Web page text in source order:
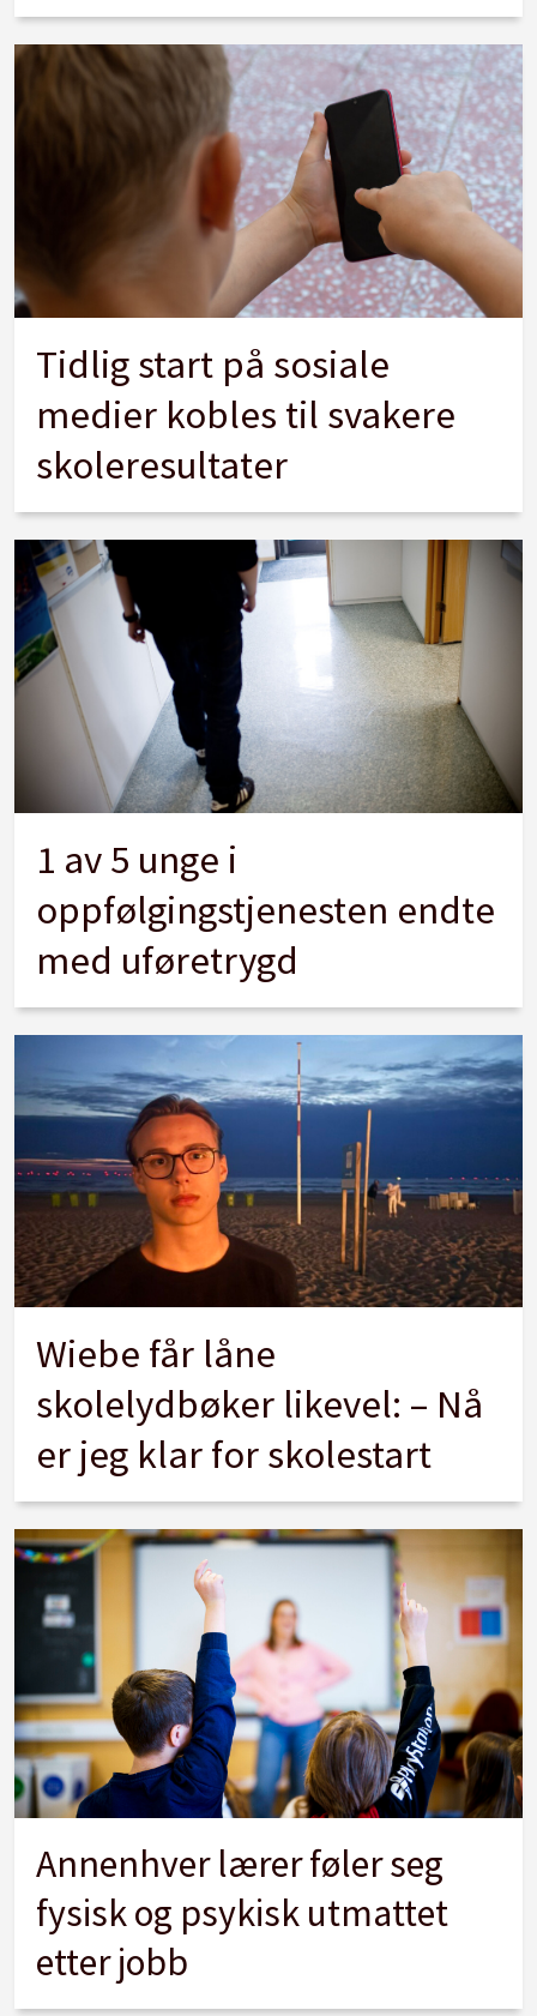
Tidlig start på sosiale
medier kobles til svakere
skoleresultater
1 av 5 unge i
oppfølgingstjenesten endte
med uføretrygd
Wiebe får låne
skolelydbøker likevel: – Nå
er jeg klar for skolestart
Annenhver lærer føler seg
fysisk og psykisk utmattet
etter jobb